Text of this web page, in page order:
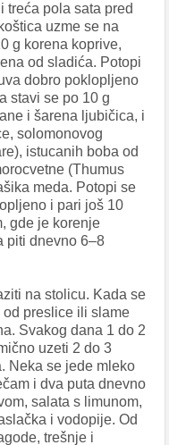
treća pola sata pred
uzme se na
g korena koprive,
od sladića. Potopi
dobro poklopljeno
stavi se po 10 g
i šarena ljubičica, i
solomonovog
istucanih boba od
(Thumus
meda. Potopi se
i pari još 10
gde je korenje
piti dnevno 6–8
na stolicu. Kada se
preslice ili slame
Svakog dana 1 do 2
uzeti 2 do 3
Neka se jede mleko
i dva puta dnevno
salata s limunom,
i vodopije. Od
trešnje i